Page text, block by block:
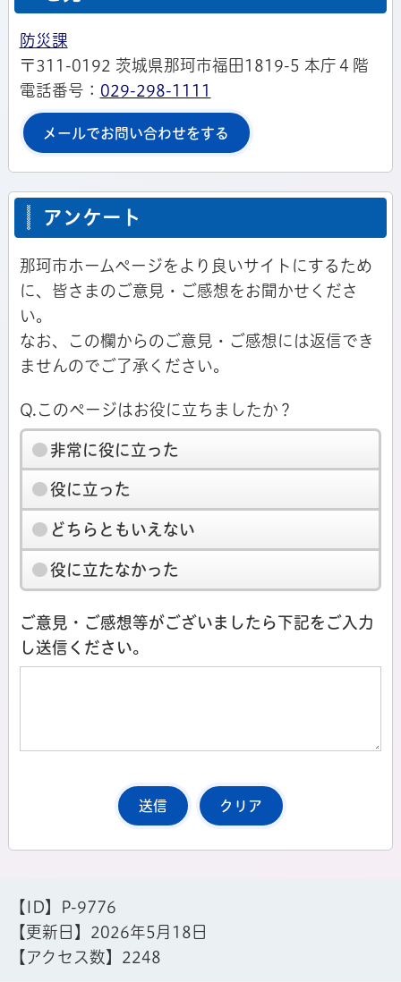
防災課
〒311-0192 茨城県那珂市福田1819-5 本庁４階
電話番号： 029-298-1111
メールでお問い合わせをする
アンケート
那珂市ホームページをより良いサイトにするため
に、皆さまのご意見・ご感想をお聞かせくださ
い。
なお、この欄からのご意見・ご感想には返信でき
ませんのでご了承ください。
Q.このページはお役に立ちましたか？
非常に役に立った
役に立った
どちらともいえない
役に立たなかった
ご意見・ご感想等がございましたら下記をご入力
し送信ください。
【ID】
P-9776
【更新日】 2026年5月18日
【アクセス数】 2248